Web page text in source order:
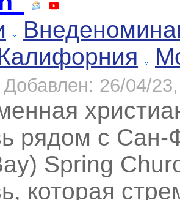
26/04/
рядом с Сан-
Spring
которая